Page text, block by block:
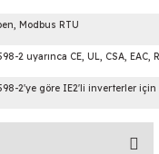
Modbus RTU
2 uyarınca CE, UL, CSA, EAC,
2'ye göre IE2'li inverterler için